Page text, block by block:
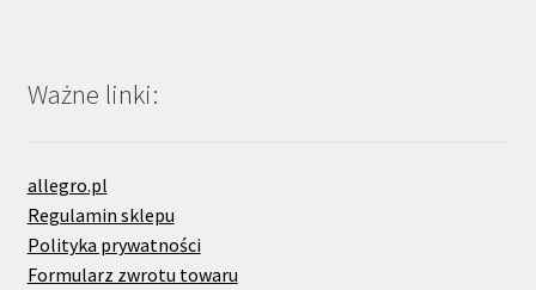
Ważne linki:
allegro.pl
Regulamin sklepu
Polityka prywatności
Formularz zwrotu towaru